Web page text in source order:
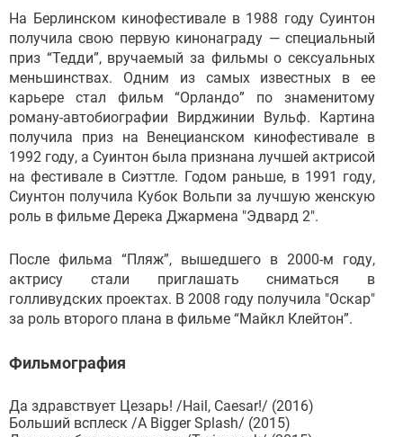
На Берлинском кинофестивале в 1988 году Суинтон
получила свою первую кинонаграду — специальный
приз “Тедди”, вручаемый за фильмы о сексуальных
меньшинствах. Одним из самых известных в ее
карьере стал фильм “Орландо” по знаменитому
роману-автобиографии Вирджинии Вульф. Картина
получила приз на Венецианском кинофестивале в
1992 году, а Суинтон была признана лучшей актрисой
на фестивале в Сиэттле. Годом раньше, в 1991 году,
Сиунтон получила Кубок Вольпи за лучшую женскую
роль в фильме Дерека Джармена "Эдвард 2".
После фильма “Пляж”, вышедшего в 2000-м году,
актрису стали приглашать сниматься в
голливудских проектах. В 2008 году получила "Оскар"
за роль второго плана в фильме “Майкл Клейтон”.
Фильмография
Да здравствует Цезарь! /Hail, Caesar!/ (2016)
Больший всплеск /A Bigger Splash/ (2015)